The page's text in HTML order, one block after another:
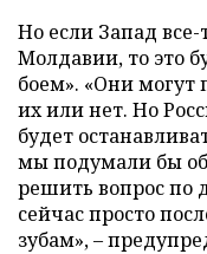
Но если Запад
Молдавии, то это
боем». «Они могут
их или нет. Но
будет
мы подумали бы
решить вопрос по
сейчас просто
зубам», –